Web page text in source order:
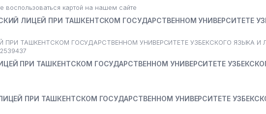
картой на нашем сайте
ЛИЦЕЙ ПРИ ТАШКЕНТСКОМ ГОСУДАРСТВЕННОМ УНИВЕРСИТЕТЕ
ПРИ ТАШКЕНТСКОМ ГОСУДАРСТВЕННОМ УНИВЕРСИТЕТЕ УЗБЕКСКОГО ЯЗЫКА И
ПРИ ТАШКЕНТСКОМ ГОСУДАРСТВЕННОМ УНИВЕРСИТЕТЕ
ПРИ ТАШКЕНТСКОМ ГОСУДАРСТВЕННОМ УНИВЕРСИТЕТЕ